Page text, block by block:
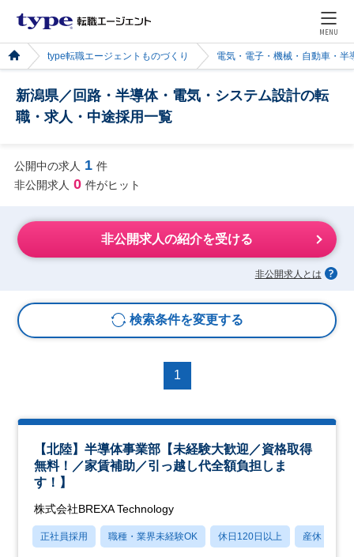
MENU
type転職エージェントものづくり 電気・電子・機械・自動車・半
新潟県／回路・半導体・電気・システム設計の転
職・求人・中途採用一覧
公開中の求人 1 件
非公開求人 0 件がヒット
非公開求人の紹介を受ける
非公開求人とは
検索条件を変更する
1
【北陸】半導体事業部【未経験大歓迎／資格取得
無料！／家賃補助／引っ越し代全額負担しま
す！】
株式会社BREXA Technology
正社員採用 職種・業界未経験OK 休日120日以上 産休・育休